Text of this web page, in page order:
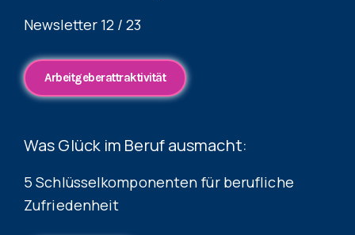
Newsletter 12 / 23
Arbeitgeberattraktivität
Was Glück im Beruf ausmacht:
5 Schlüsselkomponenten für berufliche
Zufriedenheit